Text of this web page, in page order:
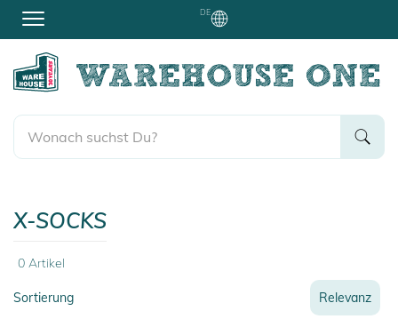
DE
X-SOCKS
0 Artikel
Sortierung
Relevanz